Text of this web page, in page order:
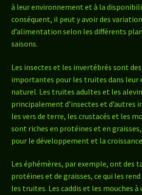
à leur environnement et à la
conséquent, il peut y avoir des
d’alimentation selon les différents
saisons.
Les insectes et les invertébrés sont
importantes pour les truites dans leur
naturel. Les truites adultes et les
principalement d’insectes et d’autres
les vers de terre, les crustacés et les
sont riches en protéines et en
pour le développement et la
Les éphémères, par exemple, ont des
protéines et de graisses, ce qui les
les truites. Les caddis et les mouches